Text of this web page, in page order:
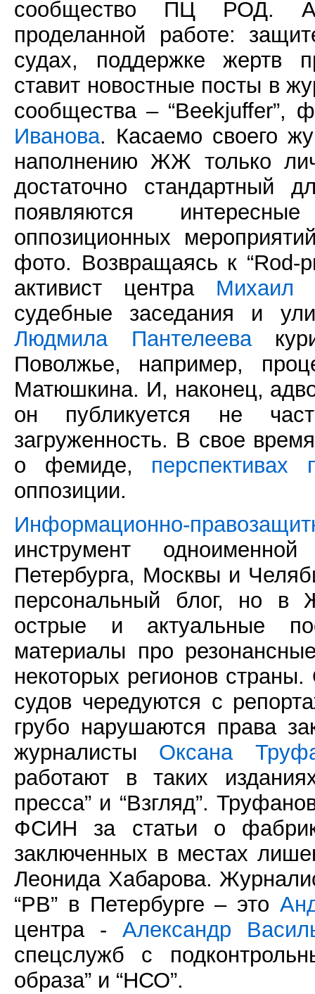
сообщество ПЦ РОД.
проделанной работе:
судах, поддержке жертв
ставит новостные посты в
сообщества – “Beekjuffer”,
Иванова. Касаемо своего
наполнению ЖЖ только
достаточно стандартный
появляются
оппозиционных
фото. Возвращаясь к “Rod-
активист центра Михаил
судебные заседания и
Людмила Пантелеева
Поволжье, например,
Матюшкина. И, наконец,
он публикуется не
загруженность. В свое
о фемиде, перспективах
оппозиции.
Информационно-
инструмент
Петербурга, Москвы и
персональный блог, но в
острые и актуальные
материалы про
некоторых регионов
судов чередуются с
грубо нарушаются права
журналисты Оксана
работают в таких
пресса” и “Взгляд”.
ФСИН за статьи о
заключенных в местах
Леонида Хабарова.
“РВ” в Петербурге – это
центра - Александр
спецслужб с
образа” и “НСО”.